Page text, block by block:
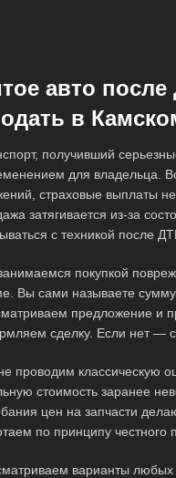
авто
в
получивший
для владельца.
страховые выплаты
затягивается из-за
с техникой после
покупкой
Вы сами называете
предложение и
сделку. Если нет —
проводим классическую
стоимость заранее
цен на запчасти
по принципу честного
варианты